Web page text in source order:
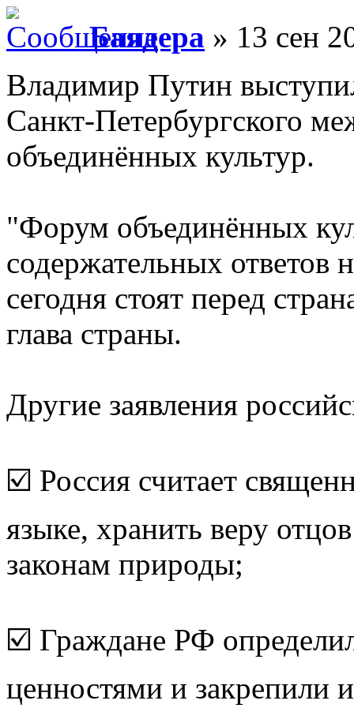
Баядера » 13 сен
Владимир Путин
Санкт-Петербургского
объединённых культур.
"Форум объединённых
содержательных ответов
сегодня стоят перед
глава страны.
Другие заявления
☑️ Россия считает
языке, хранить веру
законам природы;
☑️ Граждане РФ
ценностями и закрепили